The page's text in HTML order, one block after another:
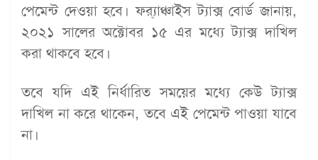
পেমেন্ট দেওয়া হবে। ফ্র‍্যাঞ্চাইস ট্যাক্স বোর্ড জানায়,
২০২১ সালের অক্টোবর ১৫ এর মধ্যে ট্যাক্স দাখিল
করা থাকবে হবে।
তবে যদি এই নির্ধারিত সময়ের মধ্যে কেউ ট্যাক্স
দাখিল না করে থাকেন, তবে এই পেমেন্ট পাওয়া যাবে
না।